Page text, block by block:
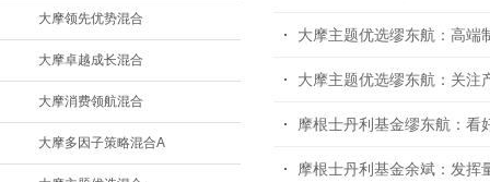
大摩领先优势混合
大摩卓越成长混合
大摩消费领航混合
大摩多因子策略混合A
大摩主题优选缪东航：高端
大摩主题优选缪东航：关注
摩根士丹利基金缪东航：看
摩根士丹利基金余斌：发挥